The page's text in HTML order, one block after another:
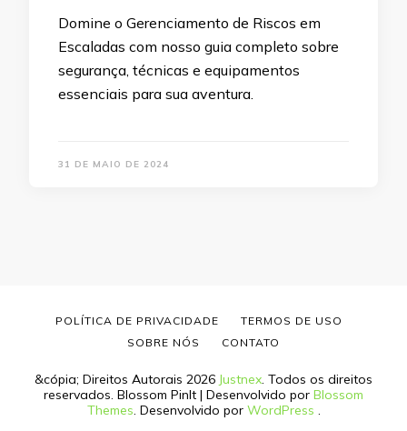
Domine o Gerenciamento de Riscos em
Escaladas com nosso guia completo sobre
segurança, técnicas e equipamentos
essenciais para sua aventura.
31 DE MAIO DE 2024
&cópia; Direitos Autorais 2026 Justnex. Todos os direitos
reservados. Blossom PinIt | Desenvolvido por Blossom
Themes. Desenvolvido por WordPress .
POLÍTICA DE PRIVACIDADE
TERMOS DE USO
SOBRE NÓS
CONTATO